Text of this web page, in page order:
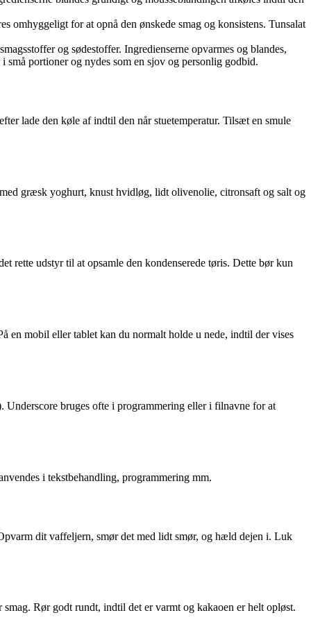
omhyggeligt for at opnå den ønskede smag og konsistens. Tunsalat
og sødestoffer. Ingredienserne opvarmes og blandes,
portioner og nydes som en sjov og personlig godbid.
lade den køle af indtil den når stuetemperatur. Tilsæt en smule
græsk yoghurt, knust hvidløg, lidt olivenolie, citronsaft og salt og
rette udstyr til at opsamle den kondenserede tøris. Dette bør kun
en mobil eller tablet kan du normalt holde u nede, indtil der vises
Underscore bruges ofte i programmering eller i filnavne for at
i tekstbehandling, programmering mm.
dit vaffeljern, smør det med lidt smør, og hæld dejen i. Luk
Rør godt rundt, indtil det er varmt og kakaoen er helt opløst.